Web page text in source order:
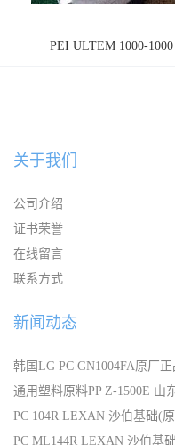
PEI ULTEM 1000-1000
关于我们
公司介绍
证书荣誉
在线留言
联系方式
新闻动态
韩国LG PC GN1004FA原厂
通用塑料原料PP Z-1500E 山
PC 104R LEXAN 沙伯基础(
PC ML144R LEXAN 沙伯基础